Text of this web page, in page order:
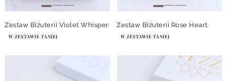
Zestaw Biżuterii Violet Whisper
W ZESTAWIE TANIEJ
Zestaw Biżuterii Rose Heart
W ZESTAWIE TANIEJ